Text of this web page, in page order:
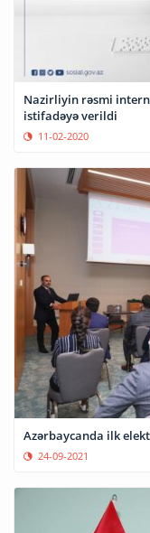
Nazirliyin rəsmi
istifadəyə verildi
11-02-2020
Azərbaycanda ilk
24-09-2021